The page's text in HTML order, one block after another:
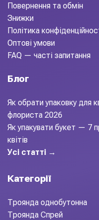
Повернення та обмін
Знижки
Політика
Оптові умови
FAQ — часті запитання
Блог
Як обрати упаковку для
флориста 2026
Як упакувати букет — 7
квітів
Усі статті →
Категорії
Троянда однобутонна
Троянда Спрей